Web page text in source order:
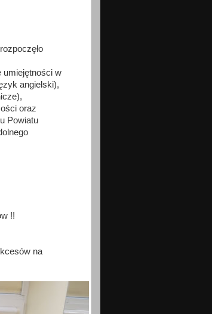
umiejętności w
angielski),
oraz
Powiatu
!!
na